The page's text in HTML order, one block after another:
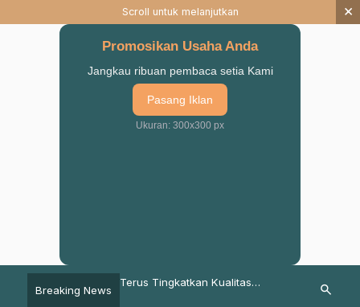
Scroll untuk melanjutkan ×
Promosikan Usaha Anda
Jangkau ribuan pembaca setia Kami
Pasang Iklan
Ukuran: 300x300 px
Breaking News
Upaya
Terus Tingkatkan Kualitas
Yuk Ikut
search